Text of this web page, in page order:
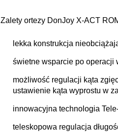
Zalety ortezy DonJoy X-ACT
lekka konstrukcja
świetne wsparcie po operacji
możliwość regulacji kąta
ustawienie kąta wyprostu w
innowacyjna technologia
teleskopowa regulacja